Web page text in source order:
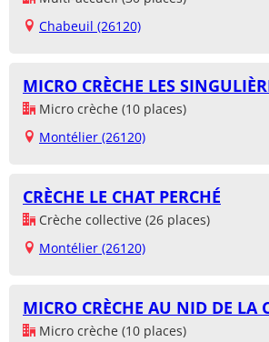
Chabeuil (26120)
MICRO CRÈCHE LES
Micro crèche (10 places)
Montélier (26120)
CRÈCHE LE CHAT PERCHÉ
Crèche collective (26 places)
Montélier (26120)
MICRO CRÈCHE AU NID DE LA
Micro crèche (10 places)